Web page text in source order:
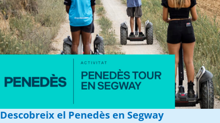
Descobreix el Penedès en Segway